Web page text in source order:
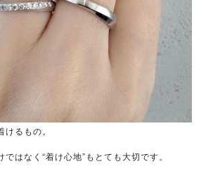
るもの。
はなく“着け心地”もとても大切です。